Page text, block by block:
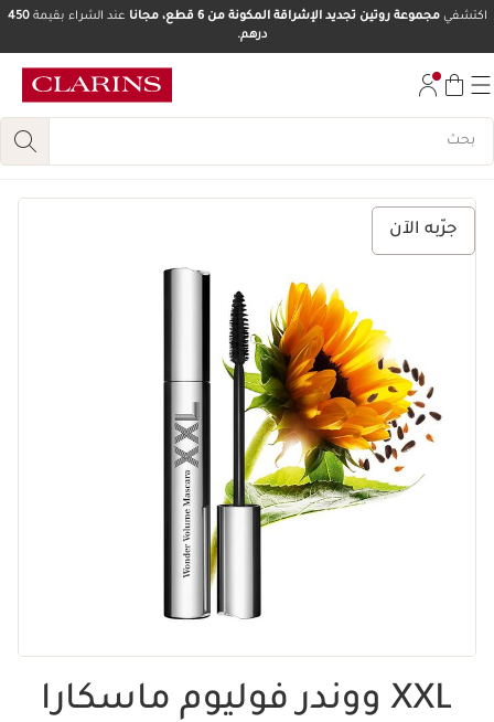
انتقل إلى أسفل الصفحة
اكتشفيمجموعة روتين تجديد الإشراقة المكونة من 6 قطع، مجانا عند الشراء بقيمة450
درهم.
جرّبه الآن
XXL ووندر فوليوم ماسكارا